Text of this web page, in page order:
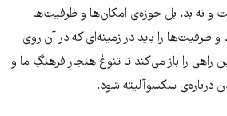
بد، بل حوزه‌ی امکان‌ها و ظرفیت‌ها
ظرفیت‌ها را باید در زمینه‌ای که در آن روی
راهی را باز می‌کند تا تنوعْ هنجارِ فرهنگِ ما و
درباره‌ی سکسوآلیته شود.